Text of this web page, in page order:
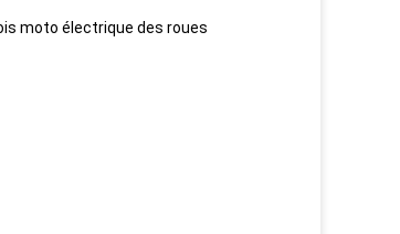
moto électrique des roues